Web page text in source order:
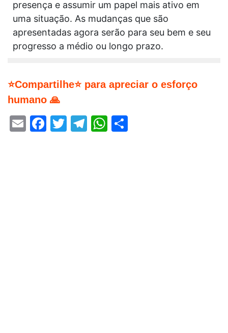
presença e assumir um papel mais ativo em
uma situação. As mudanças que são
apresentadas agora serão para seu bem e seu
progresso a médio ou longo prazo.
⭐Compartilhe⭐ para apreciar o esforço
humano 🙏
EmailFacebook
Twitter
Telegram
WhatsApp